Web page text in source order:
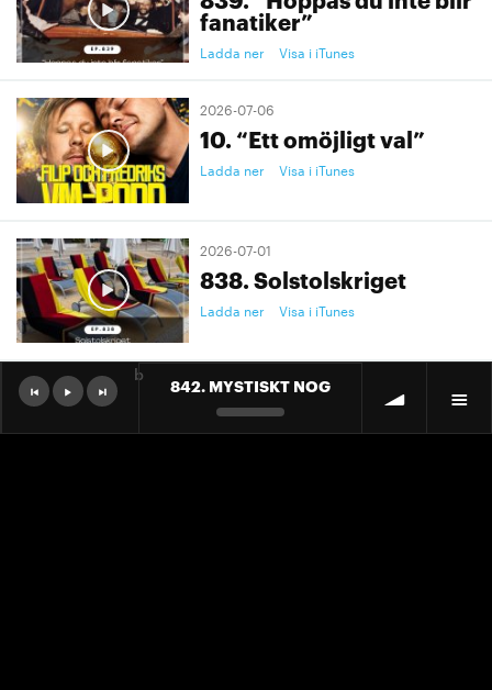
fanatiker”
Ladda ner Visa i iTunes
2026-07-06
10. “Ett omöjligt val”
Ladda ner Visa i iTunes
2026-07-01
838. Solstolskriget
Ladda ner Visa i iTunes
2026-07-01
9. "Ett landslag att älska"
842. MYSTISKT NOG
b